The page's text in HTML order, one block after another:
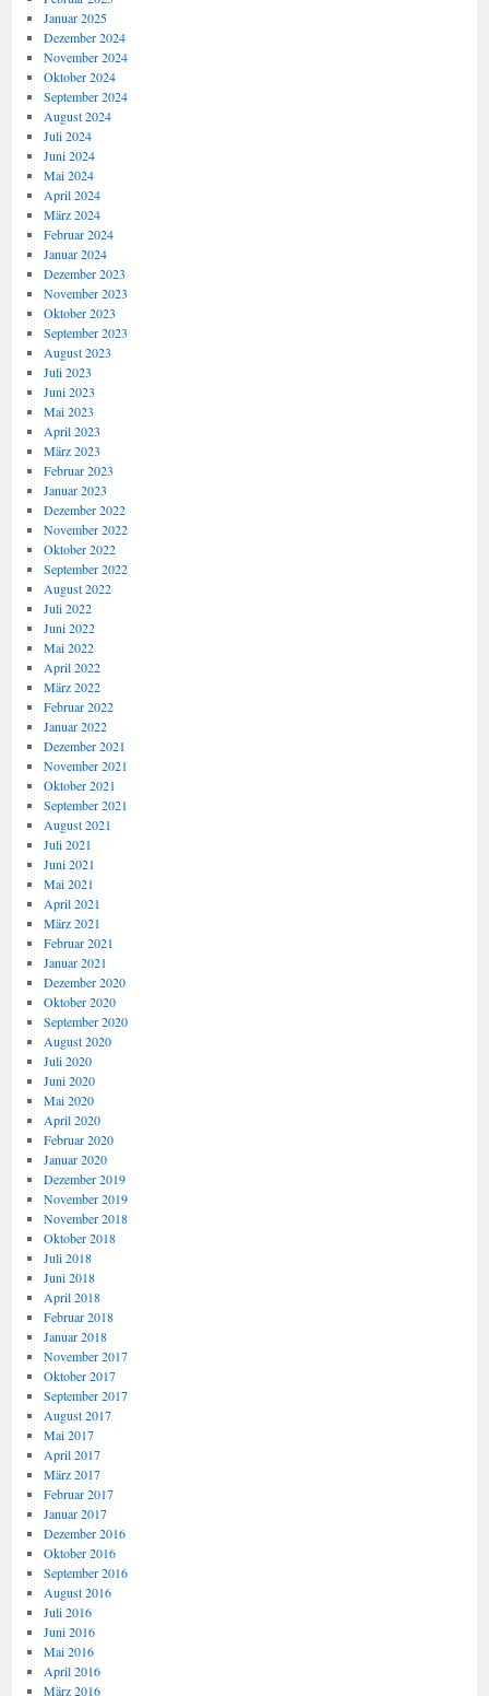
Januar 2025
Dezember 2024
November 2024
Oktober 2024
September 2024
August 2024
Juli 2024
Juni 2024
Mai 2024
April 2024
März 2024
Februar 2024
Januar 2024
Dezember 2023
November 2023
Oktober 2023
September 2023
August 2023
Juli 2023
Juni 2023
Mai 2023
April 2023
März 2023
Februar 2023
Januar 2023
Dezember 2022
November 2022
Oktober 2022
September 2022
August 2022
Juli 2022
Juni 2022
Mai 2022
April 2022
März 2022
Februar 2022
Januar 2022
Dezember 2021
November 2021
Oktober 2021
September 2021
August 2021
Juli 2021
Juni 2021
Mai 2021
April 2021
März 2021
Februar 2021
Januar 2021
Dezember 2020
Oktober 2020
September 2020
August 2020
Juli 2020
Juni 2020
Mai 2020
April 2020
Februar 2020
Januar 2020
Dezember 2019
November 2019
November 2018
Oktober 2018
Juli 2018
Juni 2018
April 2018
Februar 2018
Januar 2018
November 2017
Oktober 2017
September 2017
August 2017
Mai 2017
April 2017
März 2017
Februar 2017
Januar 2017
Dezember 2016
Oktober 2016
September 2016
August 2016
Juli 2016
Juni 2016
Mai 2016
April 2016
März 2016